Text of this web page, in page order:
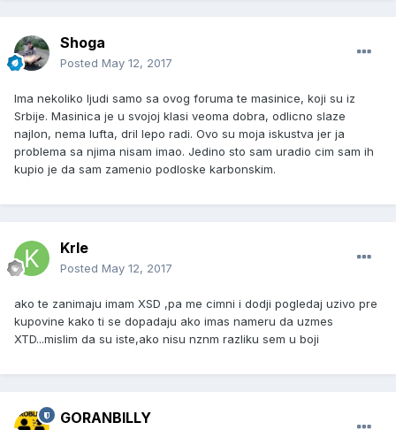
Shoga
Posted May 12, 2017
Ima nekoliko ljudi samo sa ovog foruma te masinice, koji su iz
Srbije. Masinica je u svojoj klasi veoma dobra, odlicno slaze
najlon, nema lufta, dril lepo radi. Ovo su moja iskustva jer ja
problema sa njima nisam imao. Jedino sto sam uradio cim sam ih
kupio je da sam zamenio podloske karbonskim.
Krle
Posted May 12, 2017
ako te zanimaju imam XSD ,pa me cimni i dodji pogledaj uzivo pre
kupovine kako ti se dopadaju ako imas nameru da uzmes
XTD...mislim da su iste,ako nisu nznm razliku sem u boji
GORANBILLY